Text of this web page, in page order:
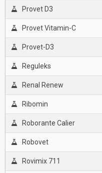
Provet D3
Provet Vitamin-C
Provet-D3
Reguleks
Renal Renew
Ribomin
Roborante Calier
Robovet
Rovimix 711